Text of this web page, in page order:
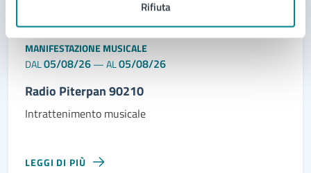
Rifiuta
MANIFESTAZIONE MUSICALE
DAL05/08/26—AL05/08/26
Radio Piterpan 90210
Intrattenimento musicale
LEGGI DI PIÙ